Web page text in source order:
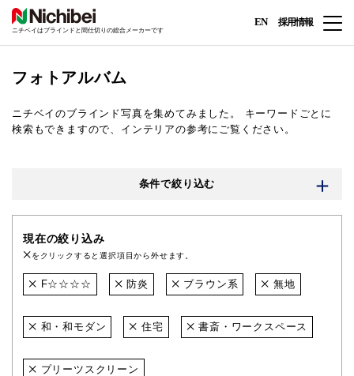
ニチベイはブラインドと間仕切りの総合メーカーです
EN 採用情報
フォトアルバム
ニチベイのブラインド写真を集めてみました。
キーワードごとに
検索もできますので、インテリアの参考にご覧ください。
条件で絞り込む
現在の絞り込み
をクリックすると選択項目から外せます。
F☆☆☆☆ 防炎 ブラウン系 無地
和・和モダン 住宅 書斎・ワークスペース
プリーツスクリーン